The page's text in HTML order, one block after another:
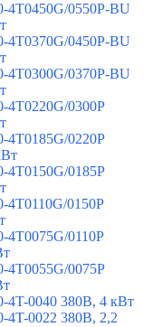
4T0450G/0550P-BU
4T0370G/0450P-BU
4T0300G/0370P-BU
4T0220G/0300P
4T0185G/0220P
4T0150G/0185P
4T0110G/0150P
4T0075G/0110P
4T0055G/0075P
4T-0040 380В, 4 кВт
4T-0022 380В, 2,2